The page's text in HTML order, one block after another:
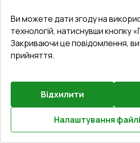
Розрахуй
Профільна система:
Глибина профілю
Ущільнення
€244.50
Ви можете дати згоду на
технологій, натиснувши кнопку
Закриваючи це повідомлення,
прийняття.
Відхилити
Налаштування